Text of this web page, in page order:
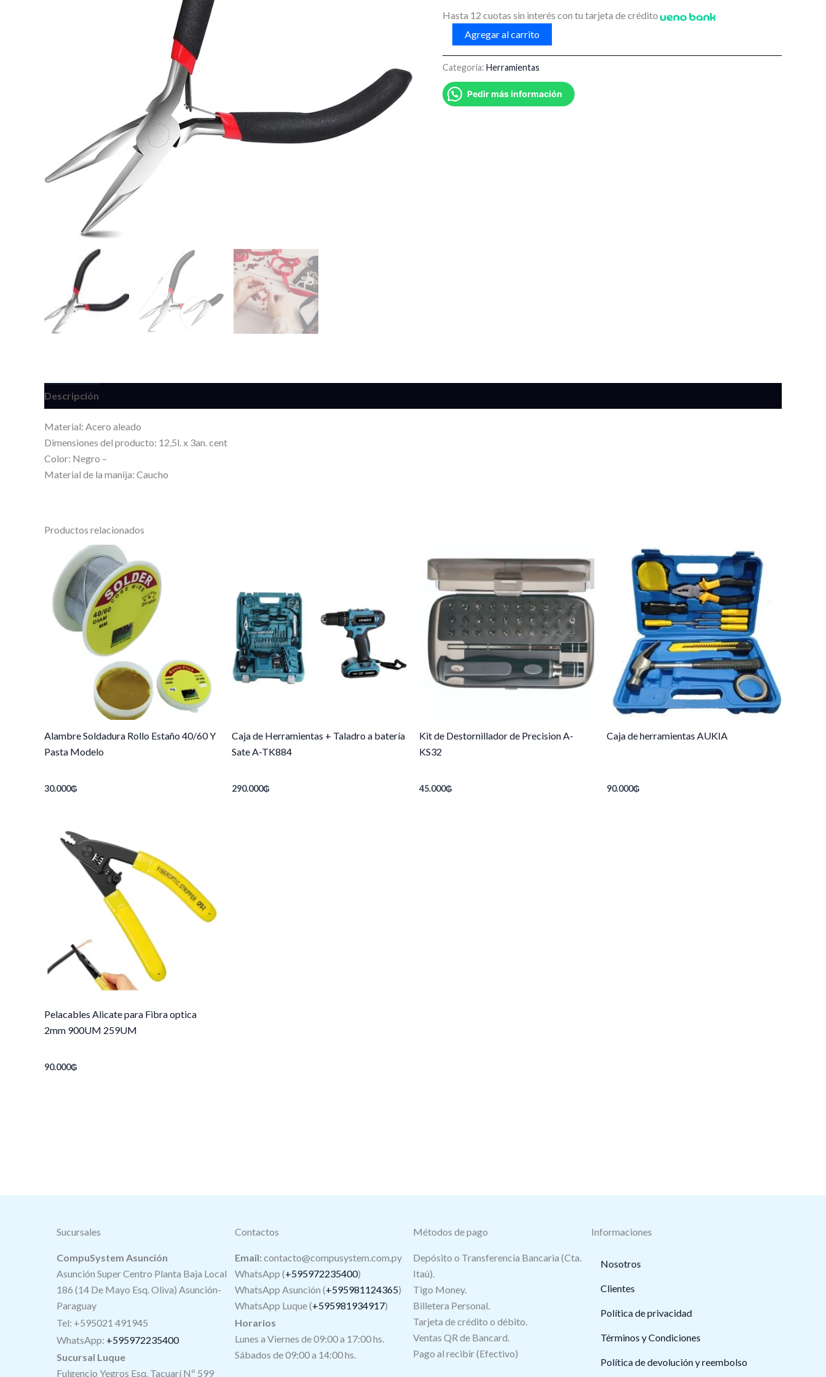
Hasta 12 cuotas sin interés con tu tarjeta de crédito
Agregar al carrito
Categoría: Herramientas
Pedir más información
Descripción
Material: Acero aleado
Dimensiones del producto: 12,5l. x 3an. cent
Color: Negro –
Material de la manija: Caucho
Productos relacionados
Alambre Soldadura Rollo Estaño 40/60 Y
Pasta Modelo
30.000₲
Caja de Herramientas + Taladro a batería
Sate A-TK884
290.000₲
Kit de Destornillador de Precision A-
KS32
45.000₲
Caja de herramientas AUKIA
90.000₲
Pelacables Alicate para Fibra optica
2mm 900UM 259UM
90.000₲
Sucursales Contactos Métodos de pago Informaciones
CompuSystem Asunción
Asunción Super Centro Planta Baja Local
186 (14 De Mayo Esq. Oliva) Asunción-
Paraguay
Tel: +595021 491945
WhatsApp: +595972235400
Sucursal Luque
Fulgencio Yegros Esq. Tacuarí Nº 599
Email: contacto@compusystem.com.py
WhatsApp (+595972235400)
WhatsApp Asunción (+595981124365)
WhatsApp Luque (+595981934917)
Horarios
Lunes a Viernes de 09:00 a 17:00 hs.
Sábados de 09:00 a 14:00 hs.
Depósito o Transferencia Bancaria (Cta.
Itaú).
Tigo Money.
Billetera Personal.
Tarjeta de crédito o débito.
Ventas QR de Bancard.
Pago al recibir (Efectivo)
Nosotros
Clientes
Política de privacidad
Términos y Condiciones
Política de devolución y reembolso